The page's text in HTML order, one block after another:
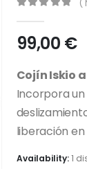
(
99,00 €
Cojín Iskio
Incorpora un
liberación
Availability:1